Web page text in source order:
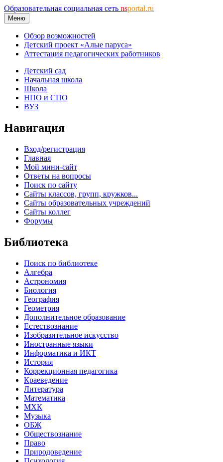
Образовательная социальная сеть nsportal.ru
Меню
Обзор возможностей
Детский проект «Алые паруса»
Аттестация педагогических работников
Детский сад
Начальная школа
Школа
НПО и СПО
ВУЗ
Навигация
Вход/регистрация
Главная
Мой мини-сайт
Ответы на вопросы
Поиск по сайту
Сайты классов, групп, кружков...
Сайты образовательных учреждений
Сайты коллег
Форумы
Библиотека
Поиск по библиотеке
Алгебра
Астрономия
Биология
География
Геометрия
Дополнительное образование
Естествознание
Изобразительное искусство
Иностранные языки
Информатика и ИКТ
История
Коррекционная педагогика
Краеведение
Литература
Математика
МХК
Музыка
ОБЖ
Обществознание
Право
Природоведение